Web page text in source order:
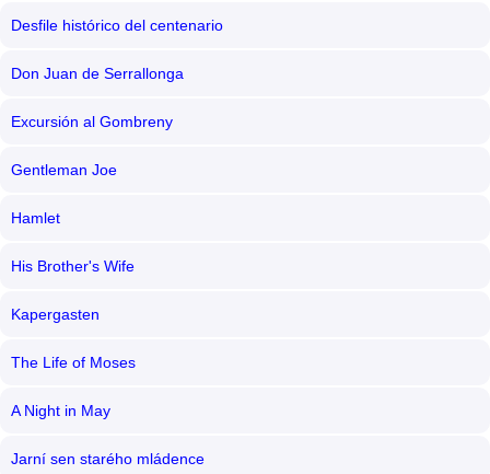
Desfile histórico del centenario
Don Juan de Serrallonga
Excursión al Gombreny
Gentleman Joe
Hamlet
His Brother's Wife
Kapergasten
The Life of Moses
A Night in May
Jarní sen starého mládence